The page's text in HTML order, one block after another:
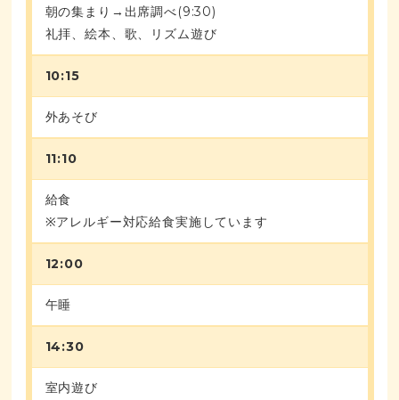
朝の集まり→出席調べ(9:30)
礼拝、絵本、歌、リズム遊び
10:15
外あそび
11:10
給食
※アレルギー対応給食実施しています
12:00
午睡
14:30
室内遊び